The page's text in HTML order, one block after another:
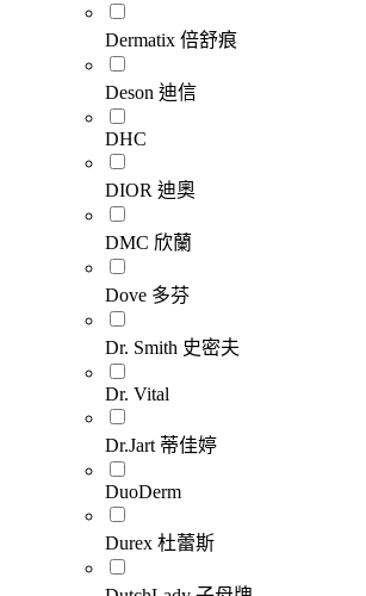
Dermatix 倍舒痕
Deson 迪信
DHC
DIOR 迪奧
DMC 欣蘭
Dove 多芬
Dr. Smith 史密夫
Dr. Vital
Dr.Jart 蒂佳婷
DuoDerm
Durex 杜蕾斯